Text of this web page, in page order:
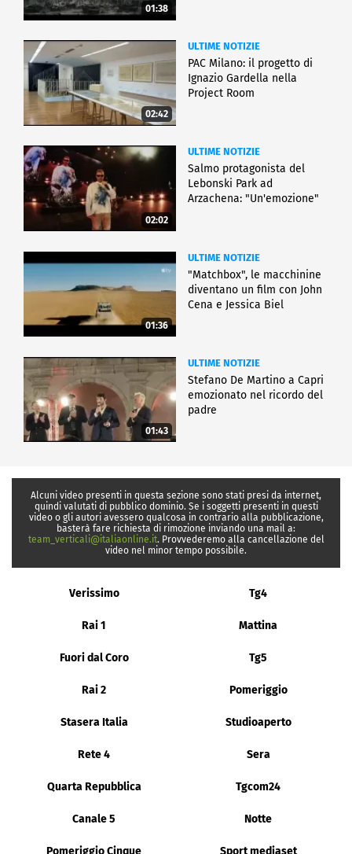
01:38
02:42
ULTIME NOTIZIE
PAC Milano: il progetto di
Ignazio Gardella nella
Project Room
02:02
ULTIME NOTIZIE
Salmo protagonista del
Lebonski Park ad
Arzachena: "Un'emozione"
01:36
ULTIME NOTIZIE
"Matchbox", le macchinine
diventano un film con John
Cena e Jessica Biel
01:43
ULTIME NOTIZIE
Stefano De Martino a Capri
emozionato nel ricordo del
padre
Alcuni video presenti in questa sezione sono stati presi da internet,
quindi valutati di pubblico dominio. Se i soggetti presenti in questi
video o gli autori avessero qualcosa in contrario alla pubblicazione,
basterà fare richiesta di rimozione inviando una mail a:
team_verticali@italiaonline.it. Provvederemo alla cancellazione del
video nel minor tempo possibile.
Verissimo Tg4
Rai 1 Mattina
Fuori dal Coro Tg5
Rai 2 Pomeriggio
Stasera Italia Studioaperto
Rete 4 Sera
Quarta Repubblica Tgcom24
Canale 5 Notte
Pomeriggio Cinque Sport mediaset